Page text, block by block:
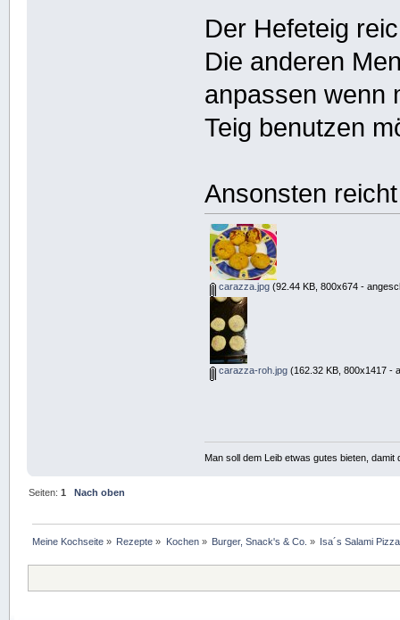
Der Hefeteig
Die anderen
anpassen wenn
Teig benutzen
Ansonsten
carazza.jpg(92.44 KB, 800x674 -
carazza-roh.jpg(162.32 KB, 800x1417 -
Man soll dem Leib etwas gutes bieten,
Seiten:1 Nach oben
Meine Kochseite » Rezepte » Kochen» Burger, Snack's & Co. » Isa´s Salami